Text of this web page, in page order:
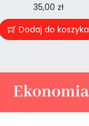
35,00 zł
Dodaj do koszyka